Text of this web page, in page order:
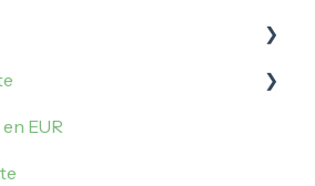
la carte de débit
métal
sur ma carte
EUR